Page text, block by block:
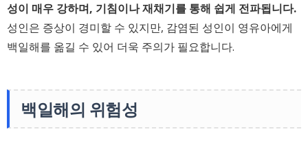
성이 매우 강하며, 기침이나 재채기를 통해 쉽게 전파됩니다.
성인은 증상이 경미할 수 있지만, 감염된 성인이 영유아에게
백일해를 옮길 수 있어 더욱 주의가 필요합니다.
백일해의 위험성